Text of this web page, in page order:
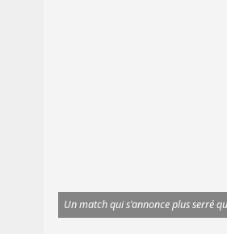
Un match qui s'annonce plus serré